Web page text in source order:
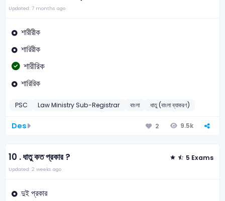
Updated: 7 months ago
শারীরীক
শারিরীক
শারীরিক
শারিরিক
PSC Law Ministry Sub-Registrar বাংলা ধাতু (বাংলা ব্যাকরণ)
Des 2 9.5k
10 .ধাতু কত প্রকার ? 5 Exams
Updated: 2 weeks ago
দুই প্রকার